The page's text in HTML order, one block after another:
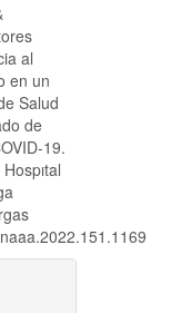
al
en un
Salud
de
19.